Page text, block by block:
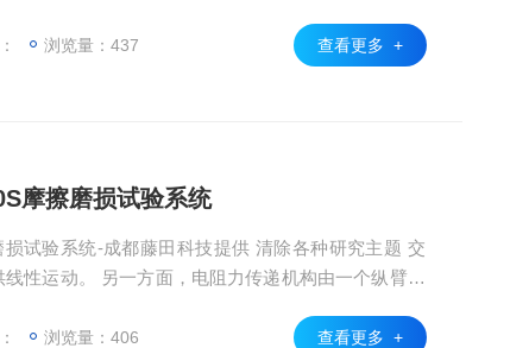
平衡器，用于平衡各种适配器的重量，以将垂直负载
浏览量：437 查看更多 +
摩擦磨损试验系统
试验系统-成都藤田科技提供 清除各种研究主题 交
性运动。 另一方面，电阻力传递机构由一个纵臂和
平衡器，用于平衡各种适配器的重量，以将垂直负载
浏览量：406 查看更多 +